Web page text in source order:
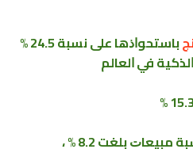
ﺑﺎﺳﺘﺤﻮﺍﺫﻫﺎ ﻋﻠﻰ ﻧﺴﺒﺔ 24.5 %
ﻓﻲ ﺍﻟﻌﺎﻟﻢ
ﻣﺒﻴﻌﺎﺕ ﺑﻠﻐﺖ 8.2 % ،